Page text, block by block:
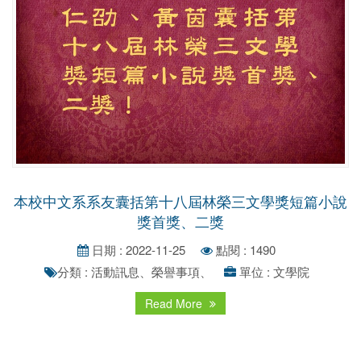
本校中文系系友囊括第十八屆林榮三文學獎短篇小說
獎首獎、二獎
日期 : 2022-11-25
點閱 : 1490
分類 : 活動訊息、榮譽事項、
單位 : 文學院
Read More